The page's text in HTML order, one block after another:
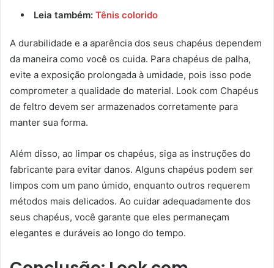
Leia também: Tênis colorido
A durabilidade e a aparência dos seus chapéus dependem
da maneira como você os cuida. Para chapéus de palha,
evite a exposição prolongada à umidade, pois isso pode
comprometer a qualidade do material. Look com Chapéus
de feltro devem ser armazenados corretamente para
manter sua forma.
Além disso, ao limpar os chapéus, siga as instruções do
fabricante para evitar danos. Alguns chapéus podem ser
limpos com um pano úmido, enquanto outros requerem
métodos mais delicados. Ao cuidar adequadamente dos
seus chapéus, você garante que eles permaneçam
elegantes e duráveis ao longo do tempo.